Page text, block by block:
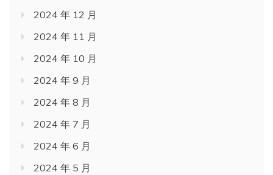
2024 年 12 月
2024 年 11 月
2024 年 10 月
2024 年 9 月
2024 年 8 月
2024 年 7 月
2024 年 6 月
2024 年 5 月